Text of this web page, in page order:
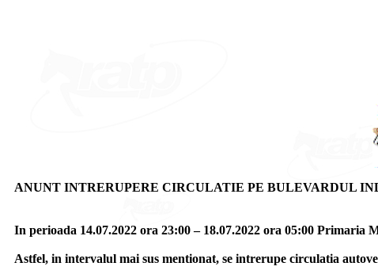
ANUNT INTRERUPERE CIRCULATIE PE BULEVARDUL
In perioada 14.07.2022 ora 23:00 – 18.07.2022 ora 05:00
Astfel, in intervalul mai sus mentionat, se intrerupe circulatia